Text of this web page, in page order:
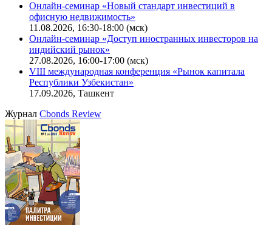
Онлайн-семинар «Новый стандарт инвестиций в
офисную недвижимость»
11.08.2026, 16:30-18:00 (мск)
Онлайн-семинар «Доступ иностранных инвесторов на
индийский рынок»
27.08.2026, 16:00-17:00 (мск)
VIII международная конференция «Рынок капитала
Республики Узбекистан»
17.09.2026, Ташкент
Журнал Cbonds Review